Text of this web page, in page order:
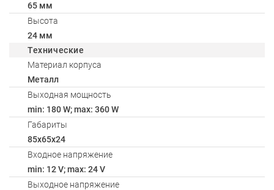
65 мм
Высота
24 мм
Технические
Материал корпуса
Металл
Выходная мощность
min: 180 W; max: 360 W
Габариты
85х65х24
Входное напряжение
min: 12 V; max: 24 V
Выходное напряжение